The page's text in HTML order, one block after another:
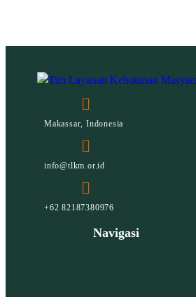
Makassar, Indonesia
info@tlkm.or.id
+62 82187380976
Navigasi